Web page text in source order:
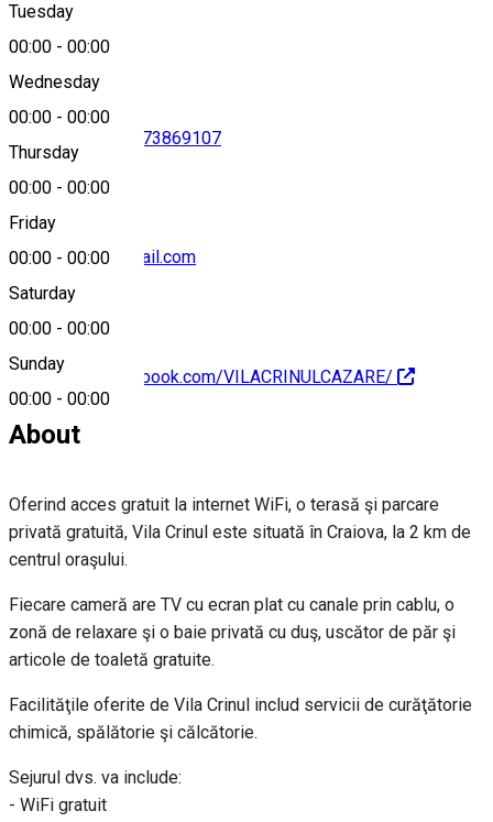
Tuesday
00:00 - 00:00
Wednesday
00:00 - 00:00
Thursday
00:00 - 00:00
Friday
00:00 - 00:00
Saturday
00:00 - 00:00
Sunday
00:00 - 00:00
Map
0773869107
danielgugea@gmail.com
https://www.facebook.com/VILACRINULCAZARE/
About
Oferind acces gratuit la internet WiFi, o terasă şi parcare
privată gratuită, Vila Crinul este situată în Craiova, la 2 km de
centrul oraşului.
Fiecare cameră are TV cu ecran plat cu canale prin cablu, o
zonă de relaxare şi o baie privată cu duş, uscător de păr şi
articole de toaletă gratuite.
Facilităţile oferite de Vila Crinul includ servicii de curăţătorie
chimică, spălătorie şi călcătorie.
Sejurul dvs. va include:
- WiFi gratuit